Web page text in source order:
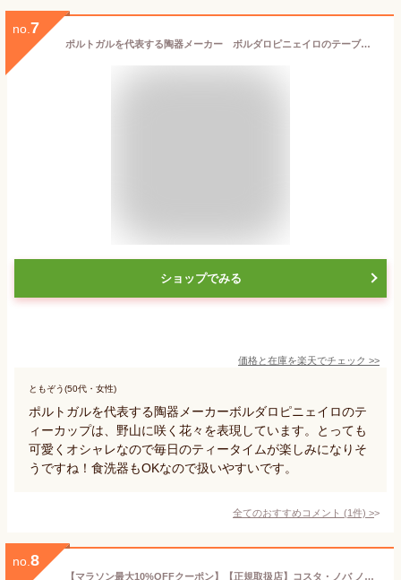
no. 7
ポルトガルを代表する陶器メーカー ボルダロピニェイロのテーブルウエア 南欧の豊かなライフスタイルをご家庭に！ 野山に咲く花々を柔らかい彩色で表現したブルーミー ティーカップ クリサンテーモ おしゃれな食器 レンジOK 食洗器OK 入学 お祝い 母の日
ショップでみる
価格と在庫を楽天でチェック >>
ともぞう(50代・女性)
ポルトガルを代表する陶器メーカーボルダロピニェイロのテ
ィーカップは、野山に咲く花々を表現しています。とっても
可愛くオシャレなので毎日のティータイムが楽しみになりそ
うですね！食洗器もOKなので扱いやすいです。
全てのおすすめコメント (1件) >
no. 8
【マラソン最大10%OFFクーポン】【正規取扱店】コスタ・ノバ ノバ スープ＆パスタプレート グレー NOP251SG COSTA NOVA 正規輸入品 ポルトガル